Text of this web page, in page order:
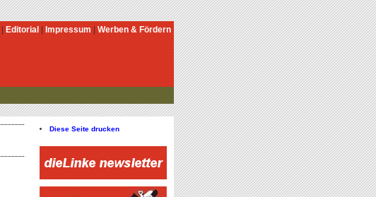
Editorial Impressum Werben & Fördern
Diese Seite drucken